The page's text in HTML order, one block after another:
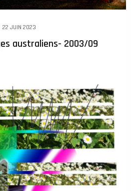
22 JUIN 2023
australiens- 2003/09